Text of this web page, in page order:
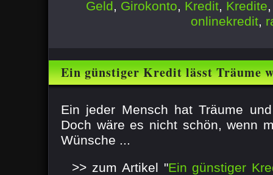
Geld, Girokonto, Kredit, Kredite
onlinekredit,
Ein günstiger Kredit lässt Träume
Ein jeder Mensch hat Träume
Doch wäre es nicht schön, wenn
Wünsche ...
>> zum Artikel "Ein günstiger